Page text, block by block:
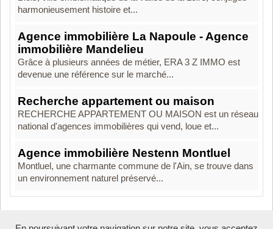
harmonieusement histoire et...
Agence immobilière La Napoule - Agence
immobilière Mandelieu
Grâce à plusieurs années de métier, ERA 3 Z IMMO est
devenue une référence sur le marché...
Recherche appartement ou maison
RECHERCHE APPARTEMENT OU MAISON est un réseau
national d'agences immobilières qui vend, loue et...
Agence immobilière Nestenn Montluel
Montluel, une charmante commune de l'Ain, se trouve dans
un environnement naturel préservé...